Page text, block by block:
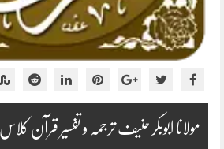
مولانا ابوبکر حنیف ترجمہ و تفسیر قرآن کلاس 2019-10-16